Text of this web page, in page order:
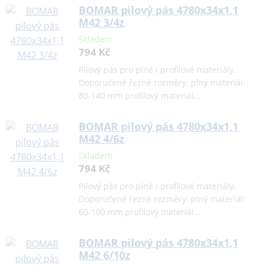
BOMAR pilový pás 4780x34x1,1
M42 3/4z
Skladem
794 Kč
Pilový pás pro plné i profilové materiály.
Doporučené řezné rozměry: plný materiál:
80-140 mm profilový materiál…
BOMAR pilový pás 4780x34x1,1
M42 4/6z
Skladem
794 Kč
Pilový pás pro plné i profilové materiály.
Doporučené řezné rozměry: plný materiál:
60-100 mm profilový materiál…
BOMAR pilový pás 4780x34x1,1
M42 6/10z